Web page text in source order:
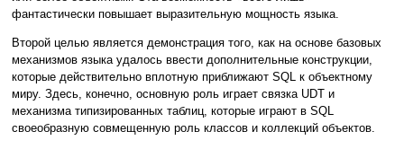
фантастически повышает выразительную мощность языка.
Второй целью является демонстрация того, как на основе базовых
механизмов языка удалось ввести дополнительные конструкции,
которые действительно вплотную приближают SQL к объектному
миру. Здесь, конечно, основную роль играет связка UDT и
механизма типизированных таблиц, которые играют в SQL
своеобразную совмещенную роль классов и коллекций объектов.